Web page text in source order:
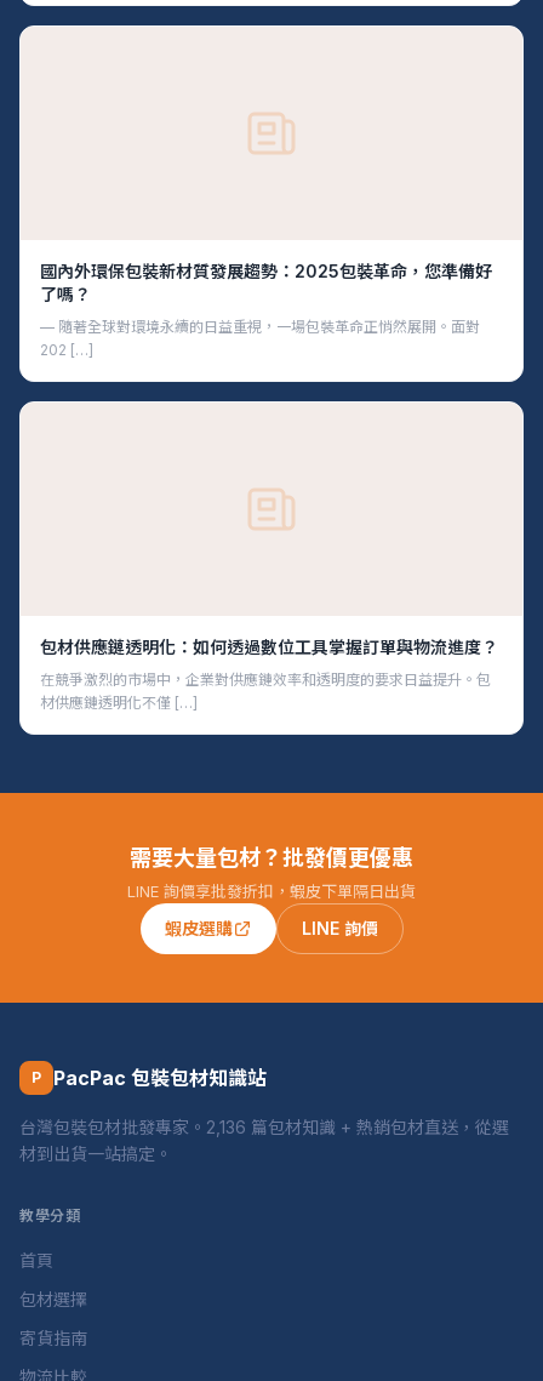
國內外環保包裝新材質發展趨勢：2025包裝革命，您準備好
了嗎？
— 隨著全球對環境永續的日益重視，一場包裝革命正悄然展開。面對
202 […]
包材供應鏈透明化：如何透過數位工具掌握訂單與物流進度？
在競爭激烈的市場中，企業對供應鏈效率和透明度的要求日益提升。包
材供應鏈透明化不僅 […]
需要大量包材？批發價更優惠
LINE 詢價享批發折扣，蝦皮下單隔日出貨
蝦皮選購 LINE 詢價
P PacPac 包裝包材知識站
台灣包裝包材批發專家。2,136 篇包材知識 + 熱銷包材直送，從選
材到出貨一站搞定。
教學分類
首頁
包材選擇
寄貨指南
物流比較